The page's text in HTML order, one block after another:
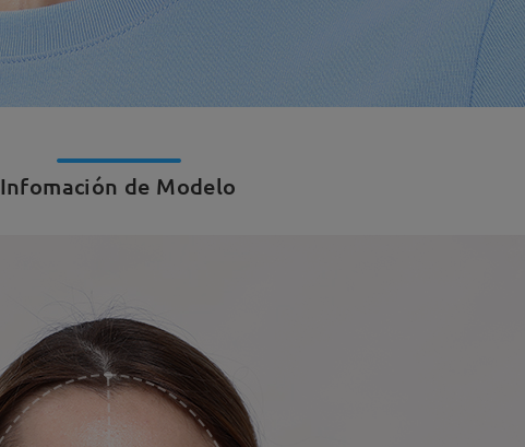
Infomación de Modelo